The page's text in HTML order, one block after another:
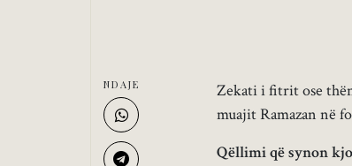
Zekati i fitrit ose
muajit Ramazan në
Qëllimi që synon
NDAJE